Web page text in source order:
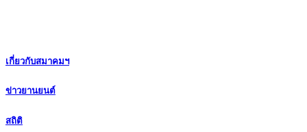
เกี่ยวกับสมาคมฯ
ข่าวยานยนต์
สถิติ